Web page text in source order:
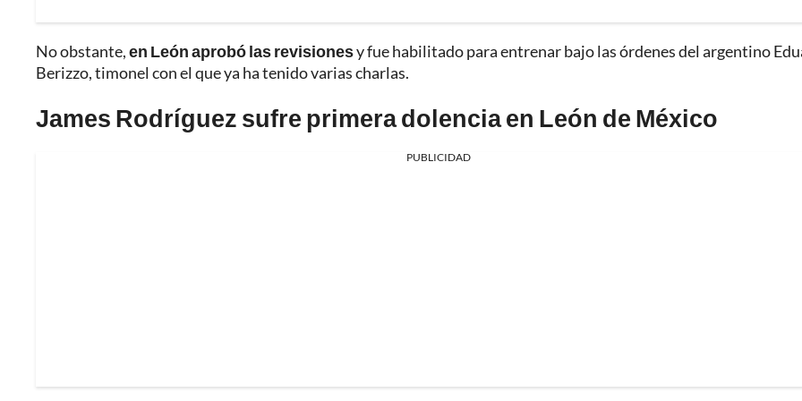
No obstante,en León aprobó las revisionesy fue habilitado para entrenar bajo las órdenes del argentino
Berizzo, timonel con el que ya ha tenido varias charlas.
James Rodríguez sufre primera dolencia en León de México
PUBLICIDAD